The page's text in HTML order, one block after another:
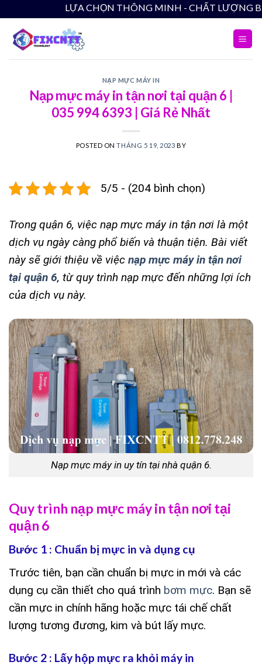
to
content
LỰA CHỌN THÔNG MINH -
NẠP MỰC MÁY IN
Nạp mực máy in tận nơi tại quận 6 |
035 994 6393 | Giá Rẻ Nhất
POSTED ONTHÁNG 5 19, 2023 BY
5/5 - (204 bình chọn)
Trong quận 6, việc nạp mực máy in tận nơi là một
dịch vụ ngày càng phổ biến và thuận tiện. Bài viết
này sẽ giới thiệu về việc nạp mực máy in tận nơi
tại quận 6, từ quy trình nạp mực đến những lợi ích
của dịch vụ này.
Nạp mực máy in uy tín tại nhà quận 6.
Quy trình nạp mực máy in tận nơi tại
quận 6
Bước 1 : Chuẩn bị mực in và dụng cụ
Trước tiên, bạn cần chuẩn bị mực in mới và các
dụng cụ cần thiết cho quá trình bơm mực. Bạn sẽ
cần mực in chính hãng hoặc mực tái chế chất
lượng tương đương, kim và bút lấy mực.
Bước 2 : Lấy hộp mực ra khỏi máy in